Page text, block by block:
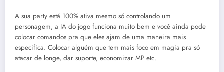
A sua party está 100% ativa mesmo só controlando um
personagem, a IA do jogo funciona muito bem e você ainda pode
colocar comandos pra que eles ajam de uma maneira mais
especifica. Colocar alguém que tem mais foco em magia pra só
atacar de longe, dar suporte, economizar MP etc.